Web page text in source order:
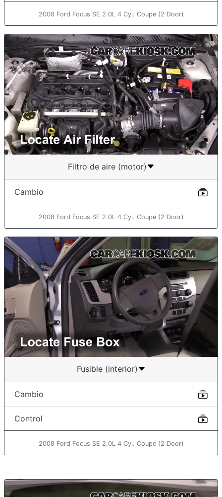
2008 Ford Focus SE 2.0L 4 Cyl. Coupe (2 Door)
Filtro de aire (motor)
Cambio
2008 Ford Focus SE 2.0L 4 Cyl. Coupe (2 Door)
Fusible (interior)
Cambio
Control
2008 Ford Focus SE 2.0L 4 Cyl. Coupe (2 Door)